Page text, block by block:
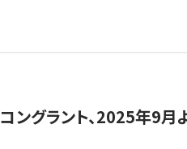
コングラント、2025年9月